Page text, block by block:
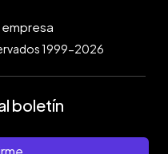
1999-2026
boletín